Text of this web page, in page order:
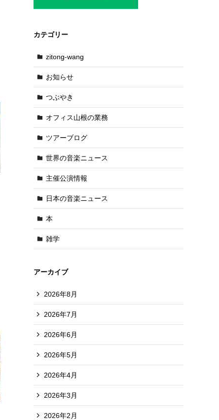
カテゴリー
zitong-wang
お知らせ
つぶやき
オフィス山根の業務
ツアーブログ
世界の音楽ニュース
主催公演情報
日本の音楽ニュース
本
雑学
アーカイブ
2026年8月
2026年7月
2026年6月
2026年5月
2026年4月
2026年3月
2026年2月